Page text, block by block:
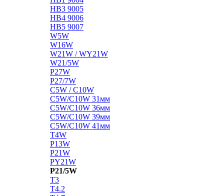
HB3 9005
HB4 9006
HB5 9007
W5W
W16W
W21W / WY21W
W21/5W
P27W
P27/7W
C5W / C10W
C5W/C10W 31мм
C5W/C10W 36мм
C5W/C10W 39мм
C5W/C10W 41мм
T4W
P13W
P21W
PY21W
P21/5W
T3
T4.2